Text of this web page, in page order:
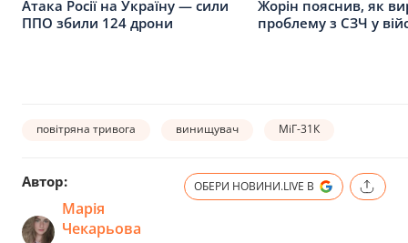
Атака Росії на Україну — сили
ППО збили 124 дрони
Жорін пояснив, як
проблему з СЗЧ у
повітряна тривога винищувач МіГ-31К
Автор:
Марія
Чекарьова
ОБЕРИ НОВИНИ.LIVE В